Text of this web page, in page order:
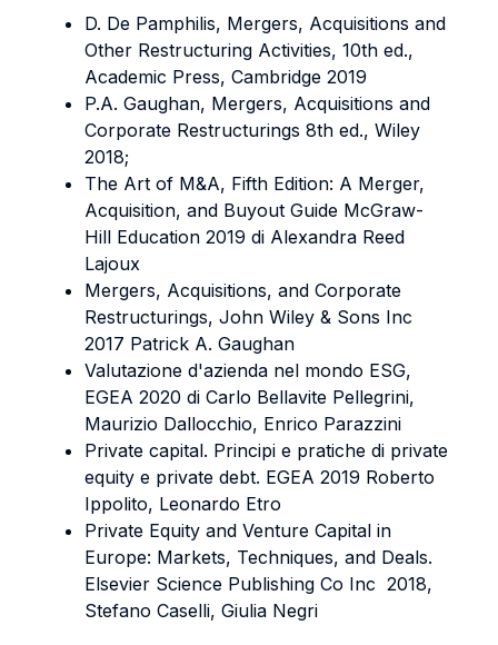
D. De Pamphilis, Mergers, Acquisitions and
Other Restructuring Activities, 10th ed.,
Academic Press, Cambridge 2019
P.A. Gaughan, Mergers, Acquisitions and
Corporate Restructurings 8th ed., Wiley
2018;
The Art of M&A, Fifth Edition: A Merger,
Acquisition, and Buyout Guide McGraw-
Hill Education 2019 di Alexandra Reed
Lajoux
Mergers, Acquisitions, and Corporate
Restructurings, John Wiley & Sons Inc
2017 Patrick A. Gaughan
Valutazione d'azienda nel mondo ESG,
EGEA 2020 di Carlo Bellavite Pellegrini,
Maurizio Dallocchio, Enrico Parazzini
Private capital. Principi e pratiche di private
equity e private debt. EGEA 2019 Roberto
Ippolito, Leonardo Etro
Private Equity and Venture Capital in
Europe: Markets, Techniques, and Deals.
Elsevier Science Publishing Co Inc 2018,
Stefano Caselli, Giulia Negri